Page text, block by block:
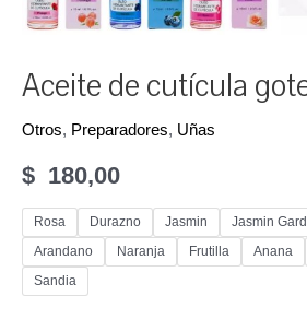
Aceite de cutícula
Otros, Preparadores, Uñas
$ 180,00
Rosa Durazno Jasmin Jasmin
Arandano
Naranja Frutilla Anana
Sandia